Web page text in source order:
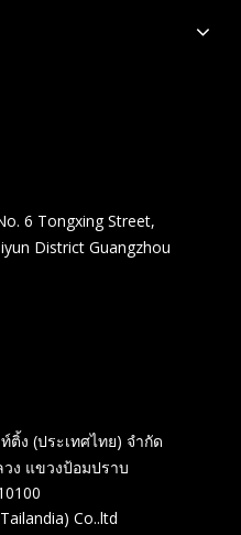
6 Tongxing Street,
District Guangzhou
ง (ประเทศไทย) จำกัด
ง แขวงป้อมปราบ
Co..ltd